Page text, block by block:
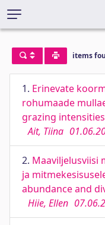
items
1. Erinevate
rohumaade
grazing
Ait, Tiina
2. Maaviljelusviisi
ja
abundance and
Hiie, Ellen